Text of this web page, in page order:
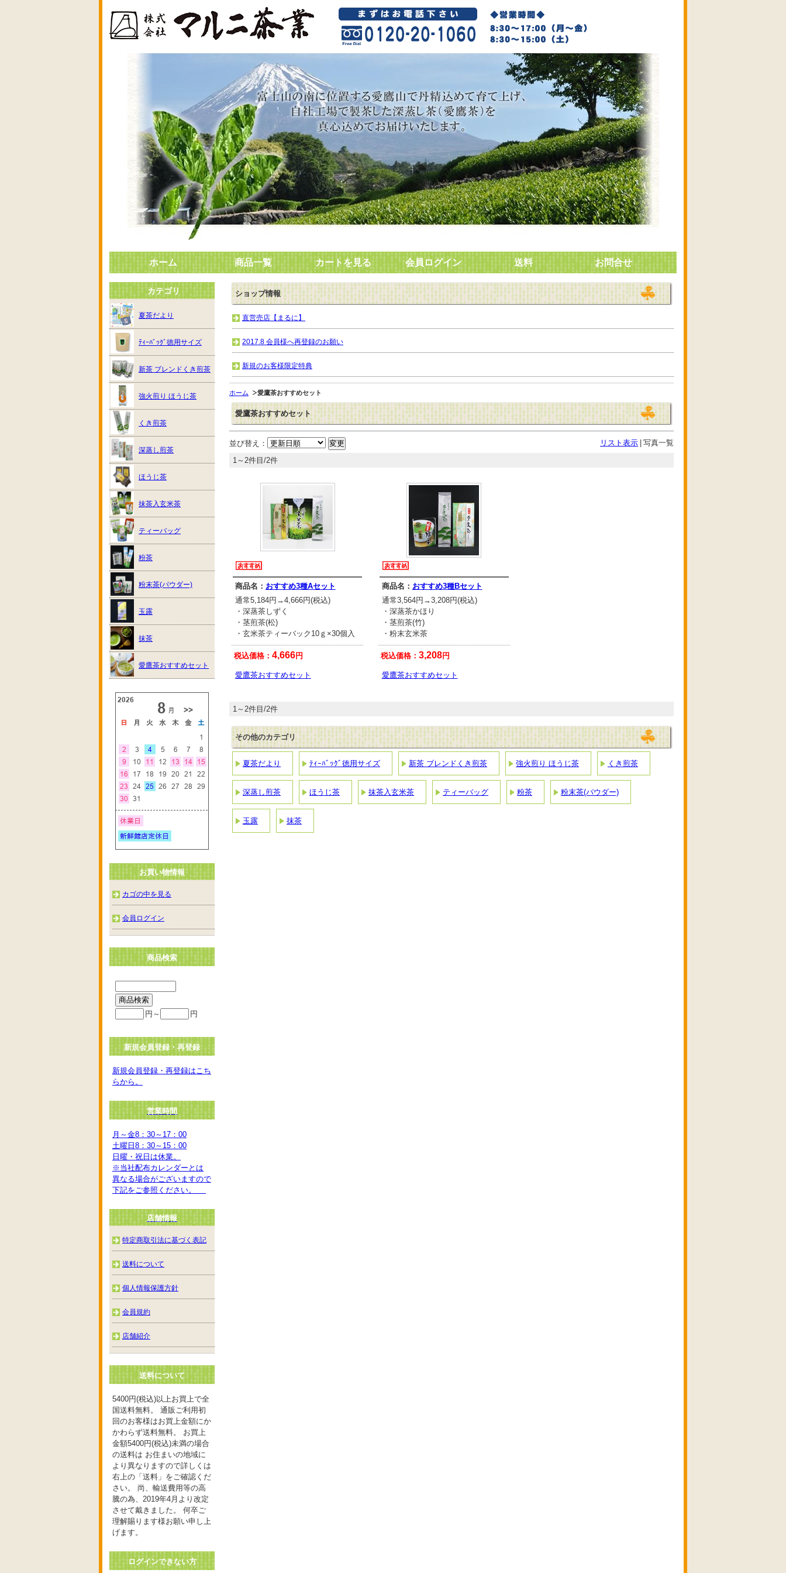
ホーム 商品一覧 カートを見る 会員ログイン 送料 お問合せ
ショップ情報
直営売店【まるに】
2017.8 会員様へ再登録のお願い
新規のお客様限定特典
ホーム 愛鷹茶おすすめセット
愛鷹茶おすすめセット
リスト表示 写真一覧
並び替え：
1～2件目/2件
商品名： おすすめ3種Aセット
通常5,184円→4,666円(税込)
・深蒸茶しずく
・茎煎茶(松)
・玄米茶ティーバック10ｇ×30個入
税込価格： 4,666円
愛鷹茶おすすめセット
商品名： おすすめ3種Bセット
通常3,564円→3,208円(税込)
・深蒸茶かほり
・茎煎茶(竹)
・粉末玄米茶
税込価格： 3,208円
愛鷹茶おすすめセット
1～2件目/2件
その他のカテゴリ
夏茶だより ﾃｨｰﾊﾞｯｸﾞ徳用サイズ 新茶 ブレンドくき煎茶 強火煎り ほうじ茶 くき煎茶
深蒸し煎茶 ほうじ茶 抹茶入玄米茶 ティーバッグ 粉茶 粉末茶(パウダー)
玉露 抹茶
カテゴリ
夏茶だより
ﾃｨｰﾊﾞｯｸﾞ徳用サイズ
新茶 ブレンドくき煎茶
強火煎り ほうじ茶
くき煎茶
深蒸し煎茶
ほうじ茶
抹茶入玄米茶
ティーバッグ
粉茶
粉末茶(パウダー)
玉露
抹茶
愛鷹茶おすすめセット
お買い物情報
カゴの中を見る
会員ログイン
商品検索
円～ 円
新規会員登録・再登録
新規会員登録・再登録はこち
らから。
営業時間
月～金8：30～17：00
土曜日8：30～15：00
日曜・祝日は休業。
※当社配布カレンダーとは
異なる場合がございますので
下記をご参照ください。
店舗情報
特定商取引法に基づく表記
送料について
個人情報保護方針
会員規約
店舗紹介
送料について
5400円(税込)以上お買上で全
国送料無料。 通販ご利用初
回のお客様はお買上金額にか
かわらず送料無料。 お買上
金額5400円(税込)未満の場合
の送料は お住まいの地域に
より異なりますので詳しくは
右上の「送料」をご確認くだ
さい。 尚、輸送費用等の高
騰の為、2019年4月より改定
させて戴きました。 何卒ご
理解賜ります様お願い申し上
げます。
ログインできない方